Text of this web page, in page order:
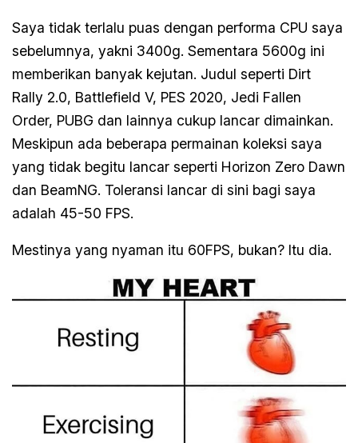
Saya tidak terlalu puas dengan performa CPU saya
sebelumnya, yakni 3400g. Sementara 5600g ini
memberikan banyak kejutan. Judul seperti Dirt
Rally 2.0, Battlefield V, PES 2020, Jedi Fallen
Order, PUBG dan lainnya cukup lancar dimainkan.
Meskipun ada beberapa permainan koleksi saya
yang tidak begitu lancar seperti Horizon Zero Dawn
dan BeamNG. Toleransi lancar di sini bagi saya
adalah 45-50 FPS.
Mestinya yang nyaman itu 60FPS, bukan? Itu dia.